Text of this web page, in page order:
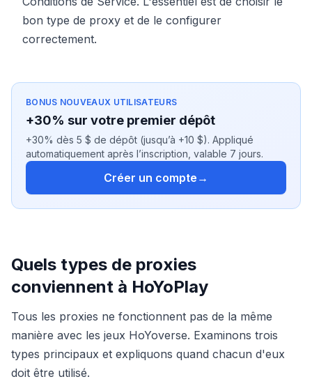
bon type de proxy et de le configurer
correctement.
BONUS NOUVEAUX UTILISATEURS
+30% sur votre premier dépôt
+30% dès 5 $ de dépôt (jusqu’à +10 $). Appliqué
automatiquement après l’inscription, valable 7 jours.
Créer un compte →
Quels types de proxies
conviennent à HoYoPlay
Tous les proxies ne fonctionnent pas de la même
manière avec les jeux HoYoverse. Examinons trois
types principaux et expliquons quand chacun d'eux
doit être utilisé.